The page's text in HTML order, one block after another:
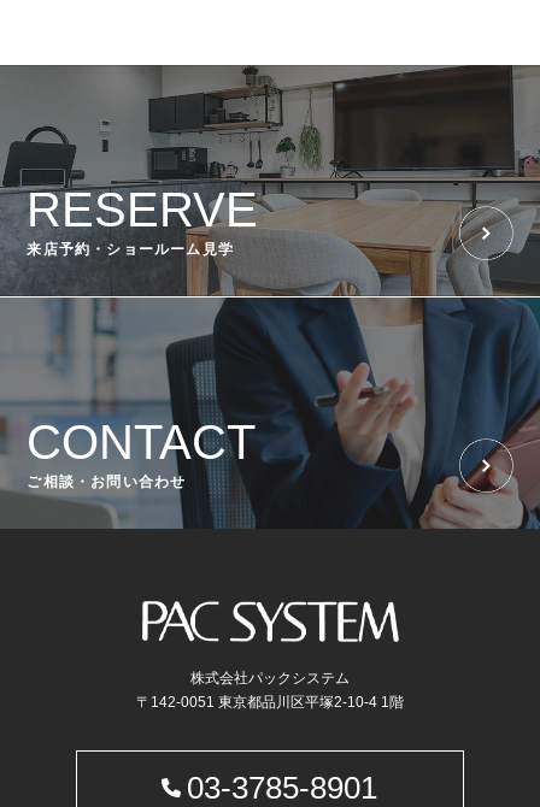
RESERVE
来店予約・ショールーム見学
CONTACT
ご相談・お問い合わせ
株式会社パックシステム
〒142-0051 東京都品川区平塚2-10-4 1階
03-3785-8901